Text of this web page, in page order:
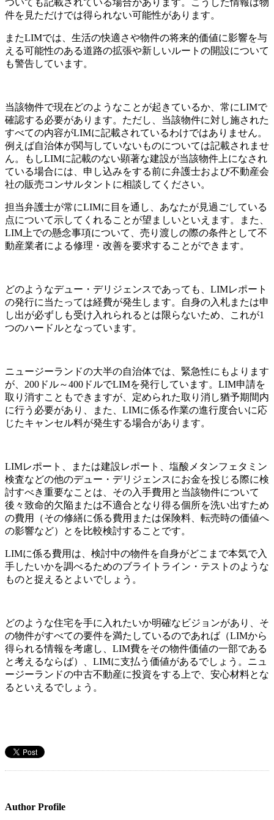
ついても記載されている場合があります。こうした情報は物
件を見ただけでは得られない可能性があります。
またLIMでは、生活の快適さや物件の将来的価値に影響を与
える可能性のある道路の拡張や新しいルートの開設について
も警告しています。
当該物件で現在どのようなことが起きているか、常にLIMで
確認する必要があります。ただし、当該物件に対し施された
すべての内容がLIMに記載されているわけではありません。
例えば自治体が関与していないものについては記載されませ
ん。もしLIMに記載のない顕著な建設が当該物件上になされ
ている場合には、申し込みをする前に弁護士および不動産会
社の販売コンサルタントに相談してください。
担当弁護士が常にLIMに目を通し、あなたが見過ごしている
点について示してくれることが望ましいといえます。また、
LIM上での懸念事項について、売り渡しの際の条件として不
動産業者による修理・改善を要求することができます。
どのようなデュー・デリジェンスであっても、LIMレポート
の発行に当たっては経費が発生します。自身の入札または申
し出が必ずしも受け入れられるとは限らないため、これが1
つのハードルとなっています。
ニュージーランドの大半の自治体では、緊急性にもよります
が、200ドル～400ドルでLIMを発行しています。LIM申請を
取り消すこともできますが、定められた取り消し猶予期間内
に行う必要があり、また、LIMに係る作業の進行度合いに応
じたキャンセル料が発生する場合があります。
LIMレポート、または建設レポート、塩酸メタンフェタミン
検査などの他のデュー・デリジェンスにお金を投じる際に検
討すべき重要なことは、その入手費用と当該物件について
後々致命的欠陥または不適合となり得る個所を洗い出すため
の費用（その修繕に係る費用または保険料、転売時の価値へ
の影響など）とを比較検討することです。
LIMに係る費用は、検討中の物件を自身がどこまで本気で入
手したいかを調べるためのブライトライン・テストのような
ものと捉えるとよいでしょう。
どのような住宅を手に入れたいか明確なビジョンがあり、そ
の物件がすべての要件を満たしているのであれば（LIMから
得られる情報を考慮し、LIM費をその物件価値の一部である
と考えるならば）、LIMに支払う価値があるでしょう。ニュ
ージーランドの中古不動産に投資をする上で、安心材料とな
るといえるでしょう。
Author Profile